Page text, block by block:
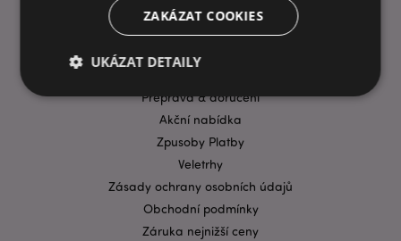
Přeprava & doručení
Akční nabídka
Zpusoby Platby
Veletrhy
Zásady ochrany osobních údajů
Obchodní podmínky
Záruka nejnižší ceny
ZAKÁZAT COOKIES
UKÁZAT DETAILY
Cílení souborů
Nezbytně nutné soubory cookie umožňují základní
funkce webových stránek, jako je přihlášení
uživatele a správa účtu. Bez nezbytně nutných
souborů cookie nelze webovou stránku správně